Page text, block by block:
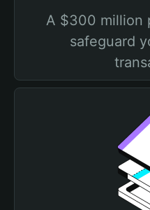
A $300 million
safeguard